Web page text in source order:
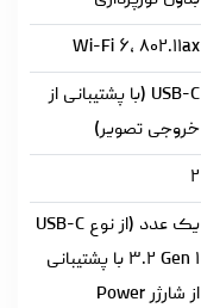
Wi-Fi ۶, ۸۰۲.۱۱ax
USB-C (با پشتیبانی از
خروجی تصویر)
۲
یک عدد (از نوع USB-C
۳.۲ Gen ۱ با پشتیبانی
از شارژر Power